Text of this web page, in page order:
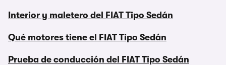
Interior y maletero del FIAT Tipo Sedán
Qué motores tiene el FIAT Tipo Sedán
Prueba de conducción del FIAT Tipo Sedán